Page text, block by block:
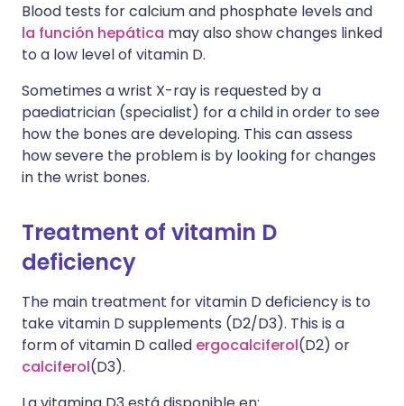
Blood tests for calcium and phosphate levels and
la función hepática may also show changes linked
to a low level of vitamin D.
Sometimes a wrist X-ray is requested by a
paediatrician (specialist) for a child in order to see
how the bones are developing. This can assess
how severe the problem is by looking for changes
in the wrist bones.
Treatment of vitamin D
deficiency
The main treatment for vitamin D deficiency is to
take vitamin D supplements (D2/D3). This is a
form of vitamin D called ergocalciferol(D2) or
calciferol(D3).